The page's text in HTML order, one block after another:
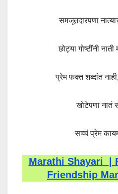
समजूतदारपणा
छोट्या गोष्टींनी
प्रेम फक्त शब्दांत
खोटेपणा नातं
सच्चं प्रेम
Marathi Shayari |
Friendship